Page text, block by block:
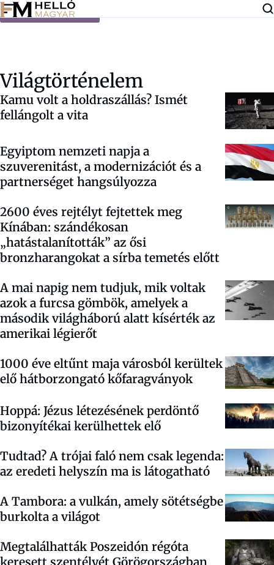
Ugrás a tartalomra
Világtörténelem
Kamu volt a holdraszállás? Ismét
fellángolt a vita
Egyiptom nemzeti napja a
szuverenitást, a modernizációt és a
partnerséget hangsúlyozza
2600 éves rejtélyt fejtettek meg
Kínában: szándékosan
„hatástalanították” az ősi
bronzharangokat a sírba temetés előtt
A mai napig nem tudjuk, mik voltak
azok a furcsa gömbök, amelyek a
második világháború alatt kísérték az
amerikai légierőt
1000 éve eltűnt maja városból kerültek
elő hátborzongató kőfaragványok
Hoppá: Jézus létezésének perdöntő
bizonyítékai kerülhettek elő
Tudtad? A trójai faló nem csak legenda:
az eredeti helyszín ma is látogatható
A Tambora: a vulkán, amely sötétségbe
burkolta a világot
Megtalálhatták Poszeidón régóta